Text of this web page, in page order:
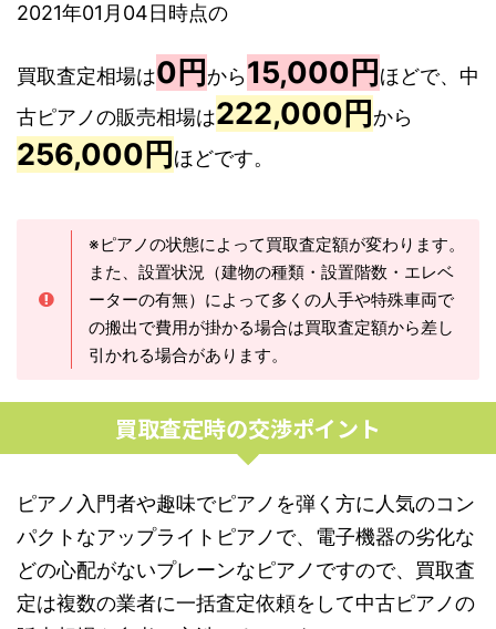
2021年01月04日時点の
買取査定相場は0円 から15,000円 ほどで、中
古ピアノの販売相場は222,000円 から
256,000円 ほどです。
※ピアノの状態によって買取査定額が変わります。
また、設置状況（建物の種類・設置階数・エレベ
ーターの有無）によって多くの人手や特殊車両で
の搬出で費用が掛かる場合は買取査定額から差し
引かれる場合があります。
買取査定時の交渉ポイント
ピアノ入門者や趣味でピアノを弾く方に人気のコン
パクトなアップライトピアノで、電子機器の劣化な
どの心配がないプレーンなピアノですので、買取査
定は複数の業者に一括査定依頼をして中古ピアノの